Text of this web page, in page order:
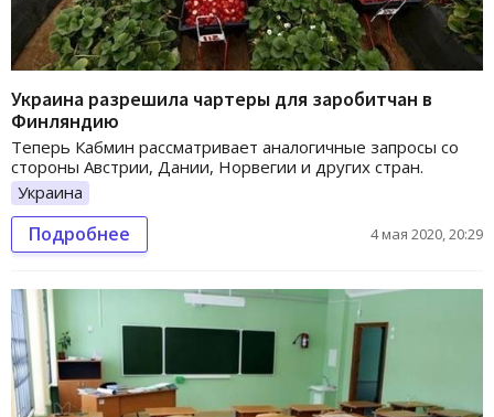
Украина разрешила чартеры для заробитчан в
Финляндию
Теперь Кабмин рассматривает аналогичные запросы со
стороны Австрии, Дании, Норвегии и других стран.
Украина
Подробнее 4 мая 2020, 20:29